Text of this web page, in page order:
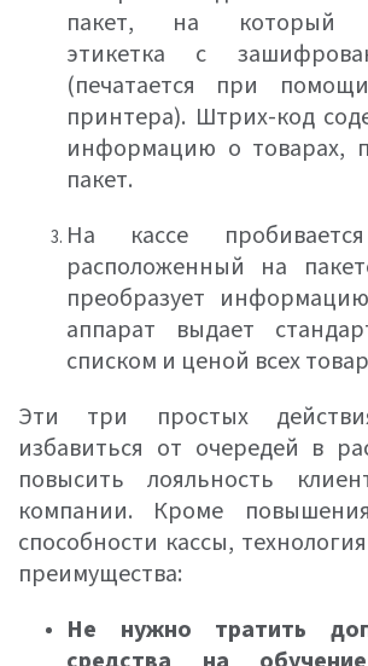
пакет, на который
этикетка с
(печатается при
принтера). Штрих-код
информацию о товарах,
пакет.
На кассе
расположенный на
преобразует
аппарат выдает
списком и ценой всех
Эти три простых
избавиться от очередей в
повысить лояльность
компании. Кроме
способности кассы,
преимущества:
Не нужно тратить